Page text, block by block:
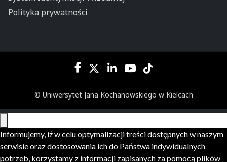
Polityka prywatności
© Uniwersytet Jana Kochanowskiego w Kielcach
Informujemy, iż w celu optymalizacji treści dostępnych w naszym
serwisie oraz dostosowania ich do Państwa indywidualnych
potrzeb, korzystamy z informacji zapisanych za pomocą plików